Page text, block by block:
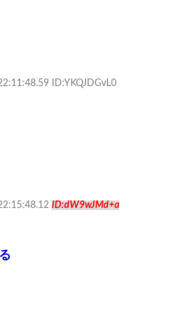
ID:YKQJDGvL0
ID:dW9wJMd+a